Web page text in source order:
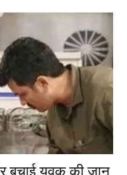
बचाई युवक की जान